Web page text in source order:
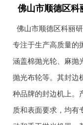
佛山市顺德区科
佛山市顺德区科丽
专注于生产高质量的
涵盖棉抛光轮、麻抛
抛光布轮等。其封边
种品牌的封边机上。
质和表面要求，均有